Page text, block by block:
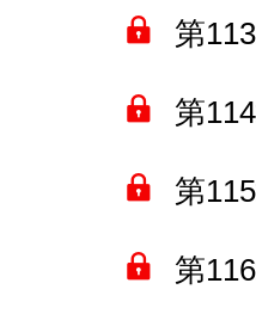
第
第
第
第